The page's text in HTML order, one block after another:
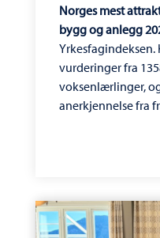
Norges mest
bygg og anlegg
vurderinger fra
voksenlærlinger,
anerkjennelse fra